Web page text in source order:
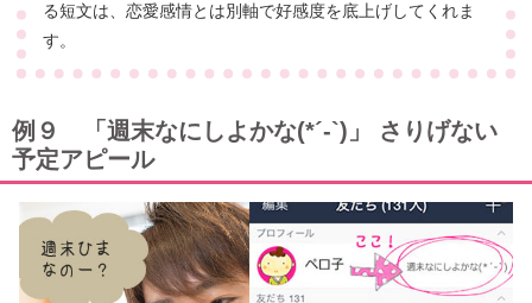
る短文は、恋愛感情とは別軸で好感度を底上げしてくれま
す。
例９ 「週末なにしよかな(*´-`)」 さりげない
予定アピール